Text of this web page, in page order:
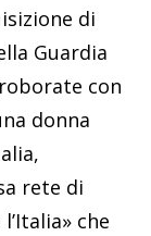
di
Guardia
con
donna
rete di
che